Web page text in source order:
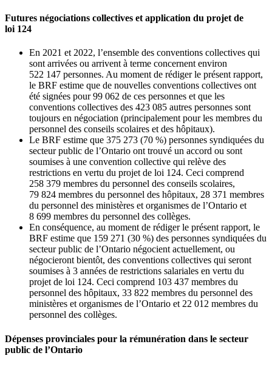
Futures négociations collectives et application du projet de
loi 124
En 2021 et 2022, l’ensemble des conventions collectives qui
sont arrivées ou arrivent à terme concernent environ
522 147 personnes. Au moment de rédiger le présent rapport,
le BRF estime que de nouvelles conventions collectives ont
été signées pour 99 062 de ces personnes et que les
conventions collectives des 423 085 autres personnes sont
toujours en négociation (principalement pour les membres du
personnel des conseils scolaires et des hôpitaux).
Le BRF estime que 375 273 (70 %) personnes syndiquées du
secteur public de l’Ontario ont trouvé un accord ou sont
soumises à une convention collective qui relève des
restrictions en vertu du projet de loi 124. Ceci comprend
258 379 membres du personnel des conseils scolaires,
79 824 membres du personnel des hôpitaux, 28 371 membres
du personnel des ministères et organismes de l’Ontario et
8 699 membres du personnel des collèges.
En conséquence, au moment de rédiger le présent rapport, le
BRF estime que 159 271 (30 %) des personnes syndiquées du
secteur public de l’Ontario négocient actuellement, ou
négocieront bientôt, des conventions collectives qui seront
soumises à 3 années de restrictions salariales en vertu du
projet de loi 124. Ceci comprend 103 437 membres du
personnel des hôpitaux, 33 822 membres du personnel des
ministères et organismes de l’Ontario et 22 012 membres du
personnel des collèges.
Dépenses provinciales pour la rémunération dans le secteur
public de l’Ontario